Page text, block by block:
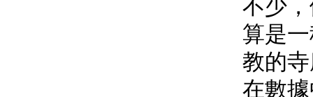
不少
算是
教的
在數